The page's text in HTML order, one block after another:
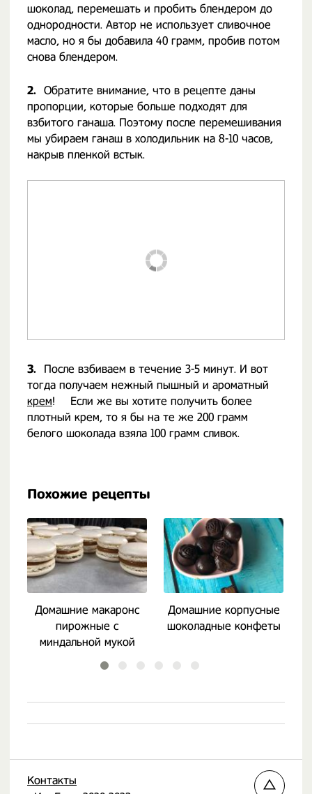
шоколад, перемешать и пробить блендером до
однородности. Автор не использует сливочное
масло, но я бы добавила 40 грамм, пробив потом
снова блендером.
2. Обратите внимание, что в рецепте даны
пропорции, которые больше подходят для
взбитого ганаша. Поэтому после перемешивания
мы убираем ганаш в холодильник на 8-10 часов,
накрыв пленкой встык.
3.
После взбиваем в течение 3-5 минут. И вот
тогда получаем нежный пышный и ароматный
крем! ⠀ Если же вы хотите получить более
плотный крем, то я бы на те же 200 грамм
белого шоколада взяла 100 грамм сливок.
Похожие рецепты
Домашние макаронс
пирожные с
миндальной мукой
Домашние корпусные
шоколадные конфеты
Контакты